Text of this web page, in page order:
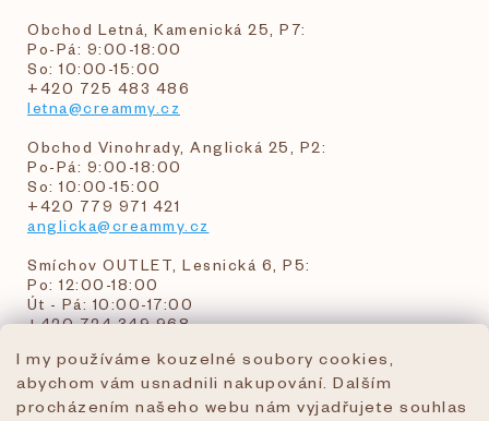
I my používáme kouzelné soubory cookies,
abychom vám usnadnili nakupování. Dalším
procházením našeho webu nám vyjadřujete souhlas
Obchod Letná, Kamenická 25, P7:
Po-Pá: 9:00-18:00
So: 10:00-15:00
+420 725 483 486
letna@creammy.cz
Obchod Vinohrady, Anglická 25, P2:
Po-Pá: 9:00-18:00
So: 10:00-15:00
+420 779 971 421
anglicka@creammy.cz
Smíchov OUTLET, Lesnická 6, P5:
Po: 12:00-18:00
Út - Pá: 10:00-17:00
+420 724 349 968
objednavky@creammy.cz